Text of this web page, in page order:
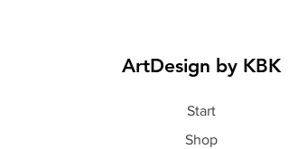
ArtDesign by KBK
Start
Shop